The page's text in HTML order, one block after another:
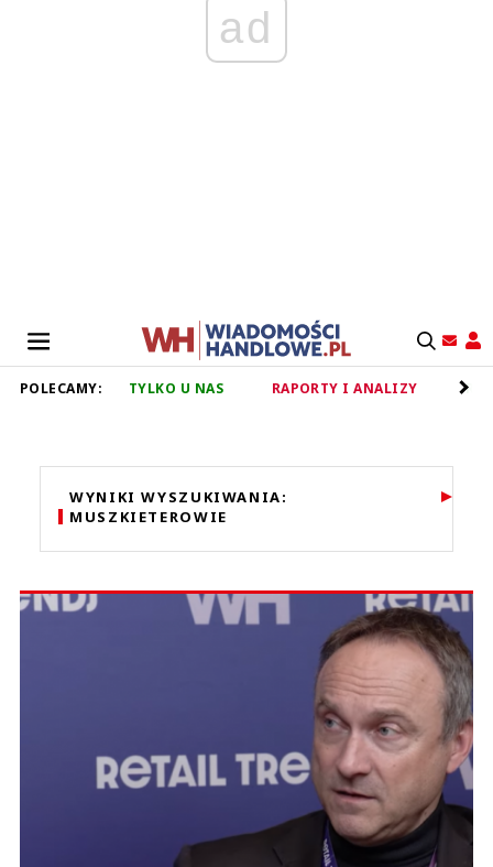
ad
POLECAMY: TYLKO U NAS RAPORTY I ANALIZY
WYNIKI WYSZUKIWANIA:
MUSZKIETEROWIE